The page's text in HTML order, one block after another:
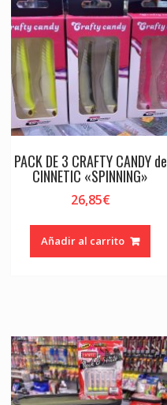
PACK DE 3 CRAFTY CANDY de
CINNETIC «SPINNING»
26,85€
Añadir al carrito